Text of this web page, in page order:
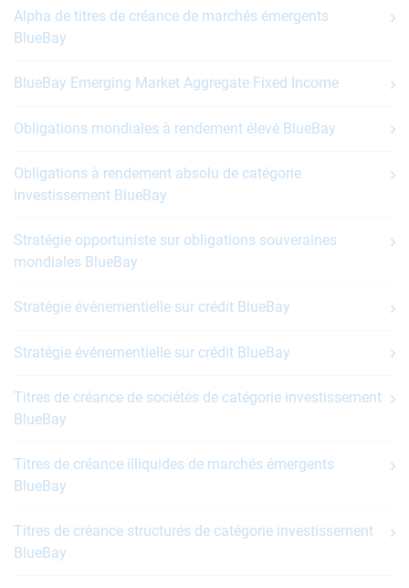
Alpha de titres de créance de marchés émergents
BlueBay
BlueBay Emerging Market Aggregate Fixed Income
Obligations mondiales à rendement élevé BlueBay
Obligations à rendement absolu de catégorie
investissement BlueBay
Stratégie opportuniste sur obligations souveraines
mondiales BlueBay
Stratégie événementielle sur crédit BlueBay
Stratégie événementielle sur crédit BlueBay
Titres de créance de sociétés de catégorie investissement
BlueBay
Titres de créance illiquides de marchés émergents
BlueBay
Titres de créance structurés de catégorie investissement
BlueBay